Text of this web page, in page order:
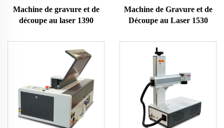
Machine de gravure et de
découpe au laser 1390
Machine de Gravure et de
Découpe au Laser 1530